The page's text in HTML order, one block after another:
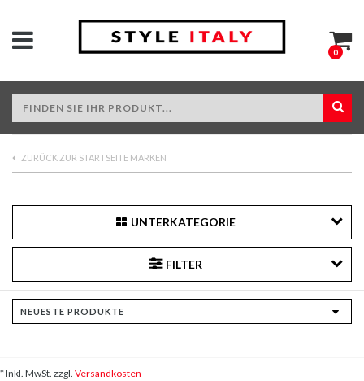
0
ZURÜCK ZUR STARTSEITE MARKEN
UNTERKATEGORIE
FILTER
* Inkl. MwSt. zzgl. Versandkosten